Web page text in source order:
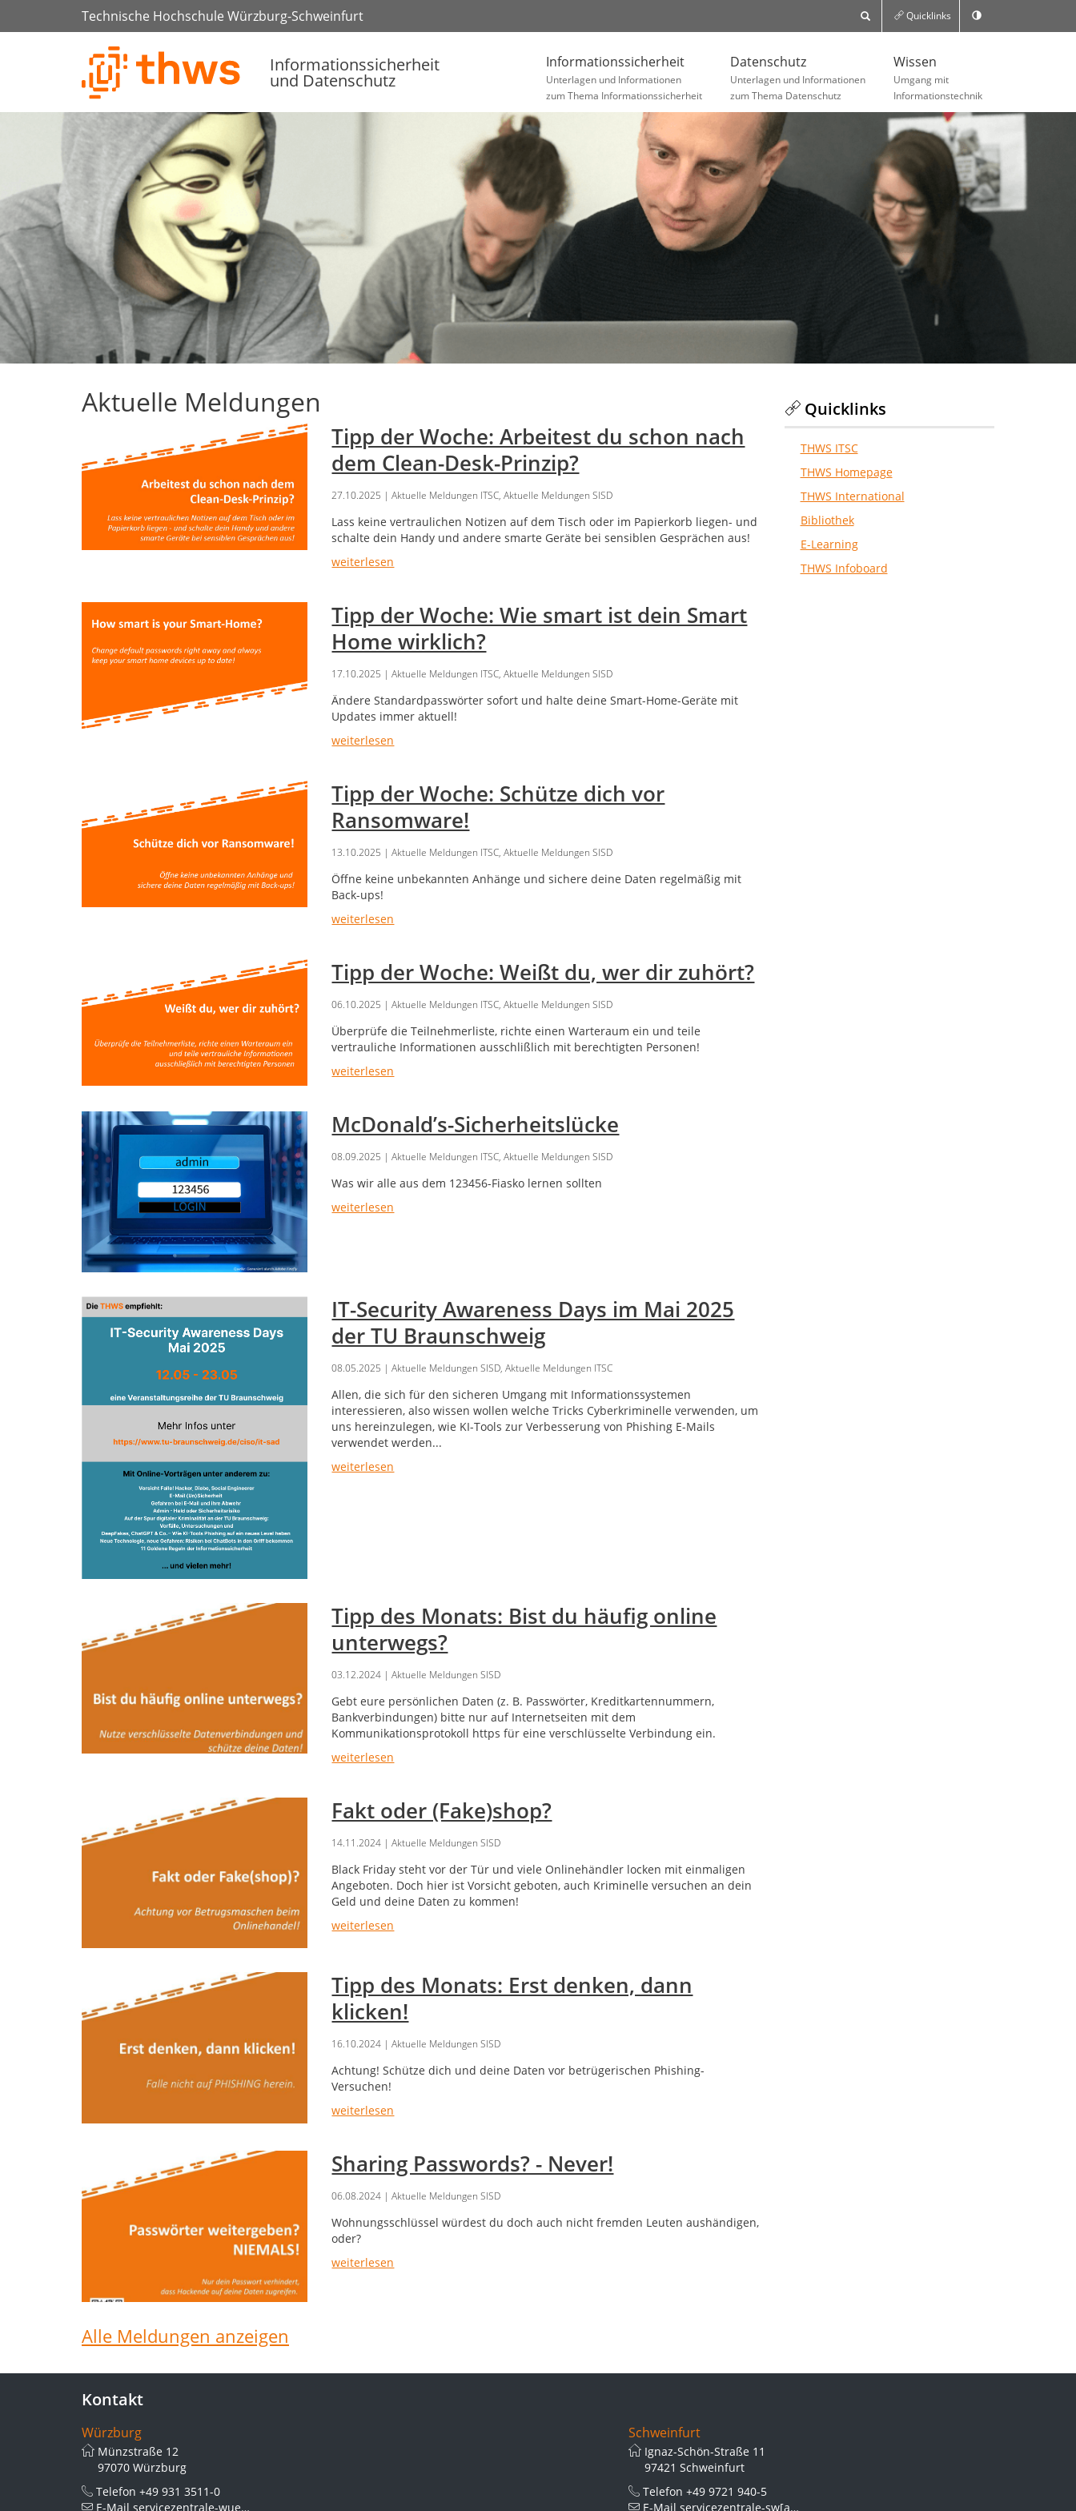
Technische Hochschule Würzburg-Schweinfurt Quicklinks
Informationssicherheit
und Datenschutz
Informationssicherheit
Unterlagen und Informationen
zum Thema Informationssicherheit
Datenschutz
Unterlagen und Informationen
zum Thema Datenschutz
Wissen
Umgang mit
Informationstechnik
Aktuelle Meldungen
Tipp der Woche: Arbeitest du schon nach
dem Clean-Desk-Prinzip?
27.10.2025 | Aktuelle Meldungen ITSC, Aktuelle Meldungen SISD
Lass keine vertraulichen Notizen auf dem Tisch oder im Papierkorb liegen- und
schalte dein Handy und andere smarte Geräte bei sensiblen Gesprächen aus!
weiterlesen
Tipp der Woche: Wie smart ist dein Smart
Home wirklich?
17.10.2025 | Aktuelle Meldungen ITSC, Aktuelle Meldungen SISD
Ändere Standardpasswörter sofort und halte deine Smart-Home-Geräte mit
Updates immer aktuell!
weiterlesen
Tipp der Woche: Schütze dich vor
Ransomware!
13.10.2025 | Aktuelle Meldungen ITSC, Aktuelle Meldungen SISD
Öffne keine unbekannten Anhänge und sichere deine Daten regelmäßig mit
Back-ups!
weiterlesen
Tipp der Woche: Weißt du, wer dir zuhört?
06.10.2025 | Aktuelle Meldungen ITSC, Aktuelle Meldungen SISD
Überprüfe die Teilnehmerliste, richte einen Warteraum ein und teile
vertrauliche Informationen ausschlißlich mit berechtigten Personen!
weiterlesen
McDonald’s-Sicherheitslücke
08.09.2025 | Aktuelle Meldungen ITSC, Aktuelle Meldungen SISD
Was wir alle aus dem 123456-Fiasko lernen sollten
weiterlesen
IT-Security Awareness Days im Mai 2025
der TU Braunschweig
08.05.2025 | Aktuelle Meldungen SISD, Aktuelle Meldungen ITSC
Allen, die sich für den sicheren Umgang mit Informationssystemen
interessieren, also wissen wollen welche Tricks Cyberkriminelle verwenden, um
uns hereinzulegen, wie KI-Tools zur Verbesserung von Phishing E-Mails
verwendet werden...
weiterlesen
Tipp des Monats: Bist du häufig online
unterwegs?
03.12.2024 | Aktuelle Meldungen SISD
Gebt eure persönlichen Daten (z. B. Passwörter, Kreditkartennummern,
Bankverbindungen) bitte nur auf Internetseiten mit dem
Kommunikationsprotokoll https für eine verschlüsselte Verbindung ein.
weiterlesen
Fakt oder (Fake)shop?
14.11.2024 | Aktuelle Meldungen SISD
Black Friday steht vor der Tür und viele Onlinehändler locken mit einmaligen
Angeboten. Doch hier ist Vorsicht geboten, auch Kriminelle versuchen an dein
Geld und deine Daten zu kommen!
weiterlesen
Tipp des Monats: Erst denken, dann
klicken!
16.10.2024 | Aktuelle Meldungen SISD
Achtung! Schütze dich und deine Daten vor betrügerischen Phishing-
Versuchen!
weiterlesen
Sharing Passwords? - Never!
06.08.2024 | Aktuelle Meldungen SISD
Wohnungsschlüssel würdest du doch auch nicht fremden Leuten aushändigen,
oder?
weiterlesen
Alle Meldungen anzeigen
Quicklinks
THWS ITSC
THWS Homepage
THWS International
Bibliothek
E-Learning
THWS Infoboard
Kontakt
Würzburg
Münzstraße 12
97070 Würzburg
Telefon +49 931 3511-0
E-Mail servicezentrale-wue[at]thws.de
Schweinfurt
Ignaz-Schön-Straße 11
97421 Schweinfurt
Telefon +49 9721 940-5
E-Mail servicezentrale-sw[at]thws.de